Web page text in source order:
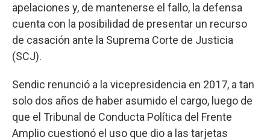
apelaciones y, de mantenerse el fallo, la defensa
cuenta con la posibilidad de presentar un recurso
de casación ante la Suprema Corte de Justicia
(SCJ).
Sendic renunció a la vicepresidencia en 2017, a tan
solo dos años de haber asumido el cargo, luego de
que el Tribunal de Conducta Política del Frente
Amplio cuestionó el uso que dio a las tarjetas